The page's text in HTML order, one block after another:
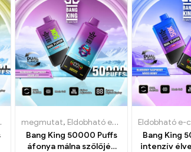
,Eldobható e-cigaretta,
megmutat, Eldobható e-cigaretta nikotinnal
Bang King 50000 Puffs
áfonya málna szőlőjég
Bang King
intenzív